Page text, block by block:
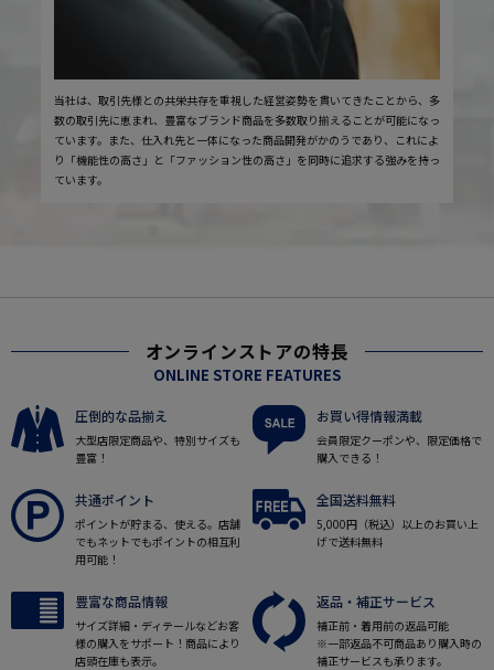
当社は、取引先様との共栄共存を重視した経営姿勢を貫いてきたことから、多
数の取引先に恵まれ、豊富なブランド商品を多数取り揃えることが可能になっ
ています。また、仕入れ先と一体になった商品開発がかのうであり、これによ
り「機能性の高さ」と「ファッション性の高さ」を同時に追求する強みを持っ
ています。
オンラインストアの特長
ONLINE STORE FEATURES
圧倒的な品揃え
大型店限定商品や、特別サイズも
豊富！
お買い得情報満載
会員限定クーポンや、限定価格で
購入できる！
共通ポイント
ポイントが貯まる、使える。店舗
でもネットでもポイントの相互利
用可能！
全国送料無料
5,000円（税込）以上のお買い上
げで送料無料
豊富な商品情報
サイズ詳細・ディテールなどお客
様の購入をサポート！商品により
店頭在庫も表示。
返品・補正サービス
補正前・着用前の返品可能
※一部返品不可商品あり購入時の
補正サービスも承ります。